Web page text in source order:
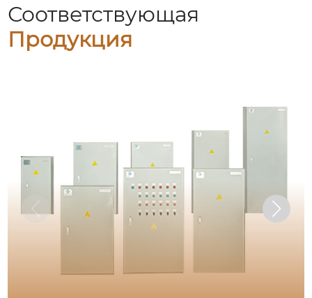
Соответствующая
Продукция